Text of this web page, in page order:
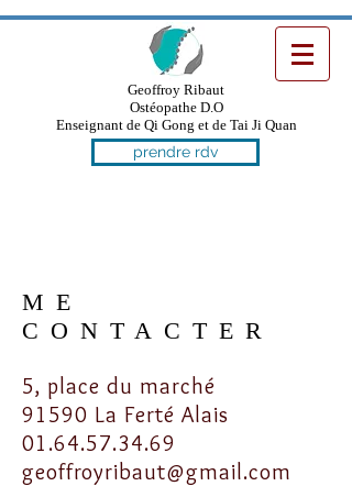
Geoffroy Ribaut
Ostéopathe D.O
Enseignant de Qi Gong et de Tai Ji Quan
prendre rdv
ME
CONTACTER
5, place du marché
91590 La Ferté Alais
01.64.57.34.69
geoffroyribaut@gmail.com